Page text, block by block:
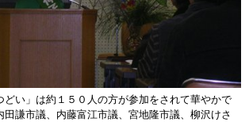
い」は約１５０人の方が参加をされて華やかで
田謙市議、内藤富江市議、宮地隆市議、柳沢けさ